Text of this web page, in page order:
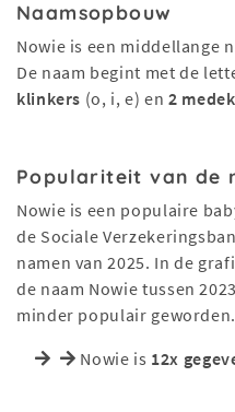
Naamsopbouw
Nowie is een middellange
De naam begint met de
klinkers (o, i, e) en2
Populariteit van de
Nowie is een populaire
de Sociale
namen van 2025. In de
de naam Nowie tussen
minder populair geworden.
Nowie is 12x